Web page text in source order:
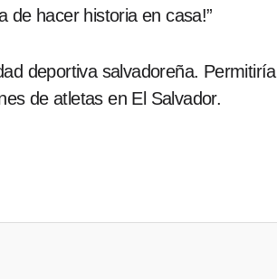
de hacer historia en casa!”
deportiva salvadoreña. Permitiría
de atletas en El Salvador.